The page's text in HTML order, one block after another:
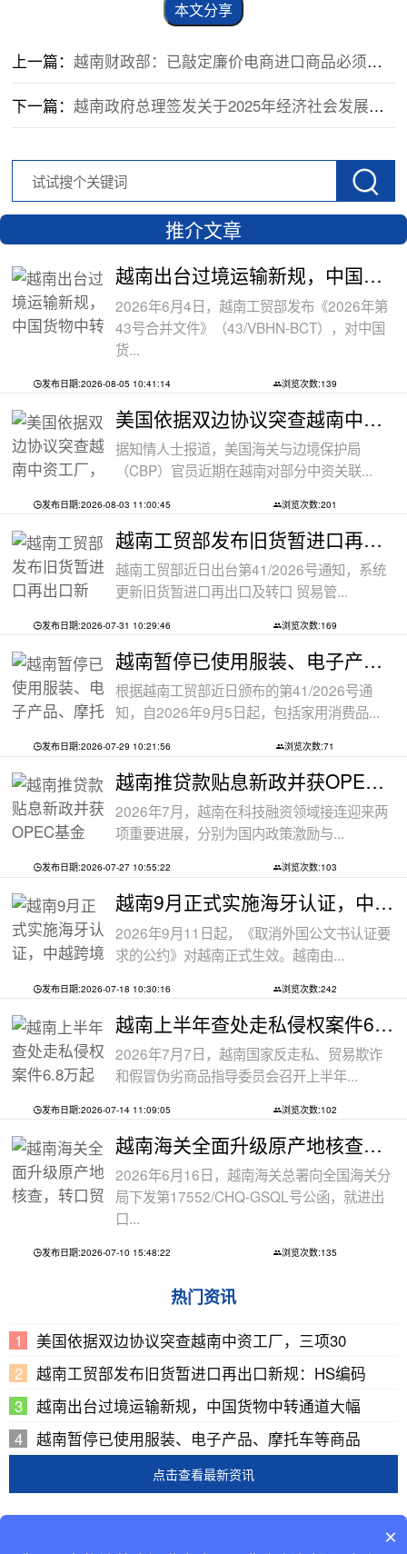
本文分享
上一篇：越南财政部：已敲定廉价电商进口商品必须缴纳增值税，初步定的阀值是......
下一篇：越南政府总理签发关于2025年经济社会发展计划和中央预算计划制定指示
推介文章
越南出台过境运输新规，中国货物中转通
2026年6月4日，越南工贸部发布《2026年第
43号合并文件》（43/VBHN-BCT），对中国
货...
发布日期:2026-08-05 10:41:14 浏览次数:139
美国依据双边协议突查越南中资工厂，三
据知情人士报道，美国海关与边境保护局
（CBP）官员近期在越南对部分中资关联...
发布日期:2026-08-03 11:00:45 浏览次数:201
越南工贸部发布旧货暂进口再出口新规：
越南工贸部近日出台第41/2026号通知，系统
更新旧货暂进口再出口及转口 贸易管...
发布日期:2026-07-31 10:29:46 浏览次数:169
越南暂停已使用服装、电子产品、摩托车
根据越南工贸部近日颁布的第41/2026号通
知，自2026年9月5日起，包括家用消费品...
发布日期:2026-07-29 10:21:56 浏览次数:71
越南推贷款贴息新政并获OPEC基金5000万美
2026年7月，越南在科技融资领域接连迎来两
项重要进展，分别为国内政策激励与...
发布日期:2026-07-27 10:55:22 浏览次数:103
越南9月正式实施海牙认证，中越跨境文件
2026年9月11日起，《取消外国公文书认证要
求的公约》对越南正式生效。越南由...
发布日期:2026-07-18 10:30:16 浏览次数:242
越南上半年查处走私侵权案件6.8万起
2026年7月7日，越南国家反走私、贸易欺诈
和假冒伪劣商品指导委员会召开上半年...
发布日期:2026-07-14 11:09:05 浏览次数:102
越南海关全面升级原产地核查，转口贸易
2026年6月16日，越南海关总署向全国海关分
局下发第17552/CHQ-GSQL号公函，就进出
口...
发布日期:2026-07-10 15:48:22 浏览次数:135
热门资讯
美国依据双边协议突查越南中资工厂，三项30
越南工贸部发布旧货暂进口再出口新规：HS编码
越南出台过境运输新规，中国货物中转通道大幅
越南暂停已使用服装、电子产品、摩托车等商品
点击查看最新资讯
×